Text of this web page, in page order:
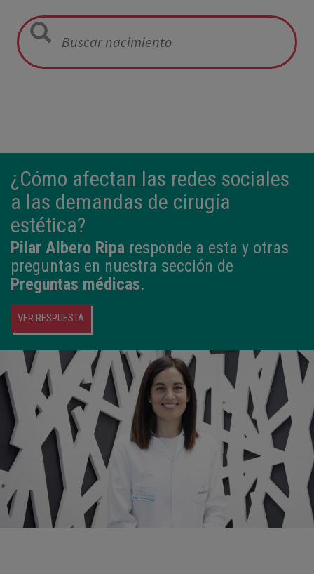
¿Cómo afectan las redes sociales
a las demandas de cirugía
estética?
Pilar Albero Ripa responde a esta y otras
preguntas en nuestra sección de
Preguntas médicas.
VER RESPUESTA